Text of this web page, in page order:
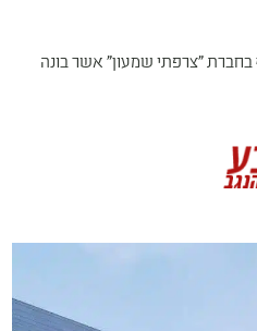
"צרפתי שמעון" אשר בונה